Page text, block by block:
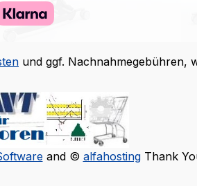
und ggf. Nachnahmegebühren,
and © alfahostingThank